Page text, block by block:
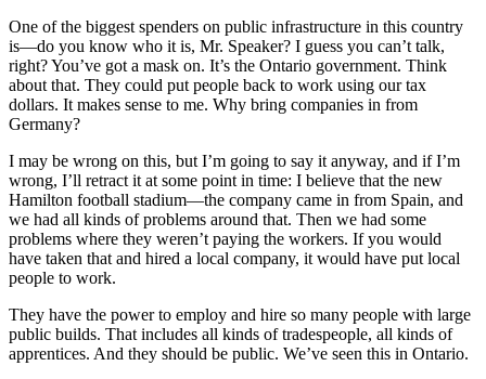
One of the biggest spenders on public infrastructure in this country
is—do you know who it is, Mr. Speaker? I guess you can’t talk,
right? You’ve got a mask on. It’s the Ontario government. Think
about that. They could put people back to work using our tax
dollars. It makes sense to me. Why bring companies in from
Germany?
I may be wrong on this, but I’m going to say it anyway, and if I’m
wrong, I’ll retract it at some point in time: I believe that the new
Hamilton football stadium—the company came in from Spain, and
we had all kinds of problems around that. Then we had some
problems where they weren’t paying the workers. If you would
have taken that and hired a local company, it would have put local
people to work.
They have the power to employ and hire so many people with large
public builds. That includes all kinds of tradespeople, all kinds of
apprentices. And they should be public. We’ve seen this in Ontario.